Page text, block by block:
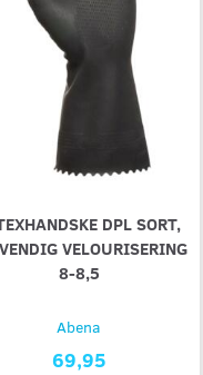
DPL SORT,
VELOURISERING
8-8,5
Abena
69,95